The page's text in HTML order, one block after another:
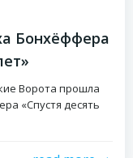
Бонхёффера
Ворота прошла
«Спустя десять